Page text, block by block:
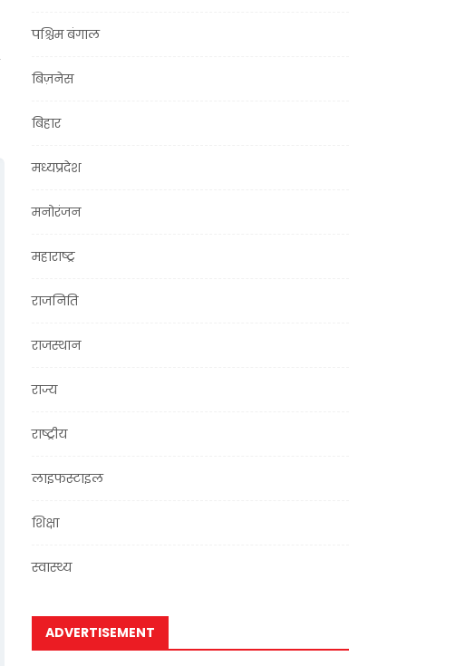
पश्चिम बंगाल
बिज़नेस
बिहार
मध्यप्रदेश
मनोरंजन
महाराष्ट्र
राजनिति
राजस्थान
राज्य
राष्ट्रीय
लाइफस्टाइल
शिक्षा
स्वास्थ्य
ADVERTISEMENT